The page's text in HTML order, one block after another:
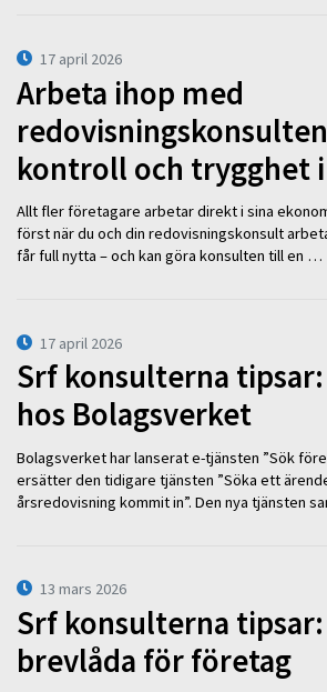
17 april 2026
Arbeta ihop med
kontroll och trygghet
Allt fler företagare arbetar direkt i sina
först när du och din redovisningskonsult
får full nytta – och kan göra konsulten till en …
17 april 2026
Srf konsulterna
hos Bolagsverket
Bolagsverket har lanserat e-tjänsten ”Sök
ersätter den tidigare tjänsten ”Söka ett
årsredovisning kommit in”. Den nya tjänsten
13 mars 2026
Srf konsulterna
brevlåda för företag